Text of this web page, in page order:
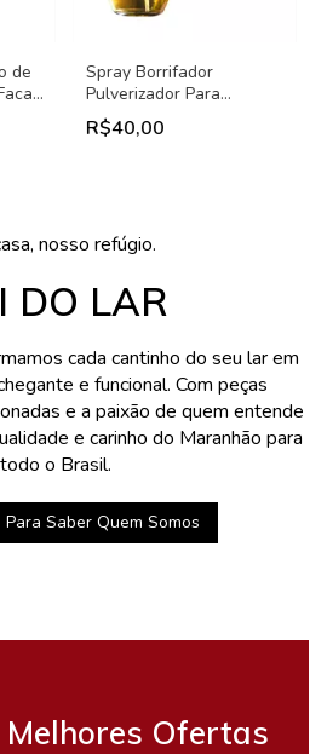
de
Spray Borrifador
Pulverizador Para
Tempero | 200ml | Utimix
R$40,00
nosso refúgio.
DO LAR
cada cantinho do seu lar em
e funcional. Com peças
e a paixão de quem entende
e carinho do Maranhão para
todo o Brasil.
Saber Quem Somos
Melhores Ofertas